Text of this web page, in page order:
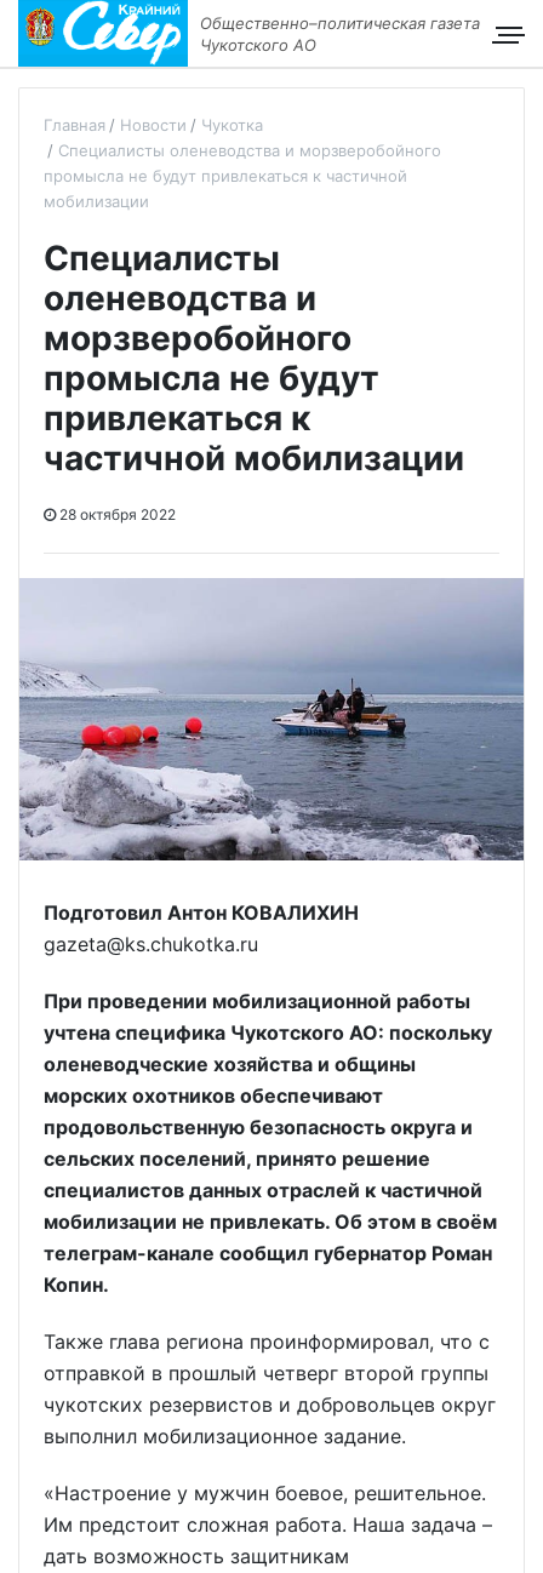
Общественно–политическая газета
Чукотского АО
Главная Новости
Чукотка
Специалисты оленеводства и морзверобойного
промысла не будут привлекаться к частичной
мобилизации
Специалисты
оленеводства и
морзверобойного
промысла не будут
привлекаться к
частичной мобилизации
28 октября 2022
Подготовил Антон КОВАЛИХИН
gazeta@ks.chukotka.ru
При проведении мобилизационной работы
учтена специфика Чукотского АО: поскольку
оленеводческие хозяйства и общины
морских охотников обеспечивают
продовольственную безопасность округа и
сельских поселений, принято решение
специалистов данных отраслей к частичной
мобилизации не привлекать. Об этом в своём
телеграм-канале сообщил губернатор Роман
Копин.
Также глава региона проинформировал, что с
отправкой в прошлый четверг второй группы
чукотских резервистов и добровольцев округ
выполнил мобилизационное задание.
«Настроение у мужчин боевое, решительное.
Им предстоит сложная работа. Наша задача –
дать возможность защитникам